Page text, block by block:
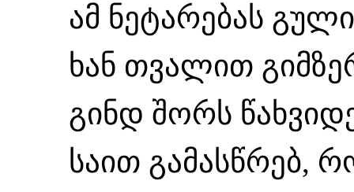
ამ ნეტარებას
ხან თვალით
გინდ შორს
საით გამასწრებ,